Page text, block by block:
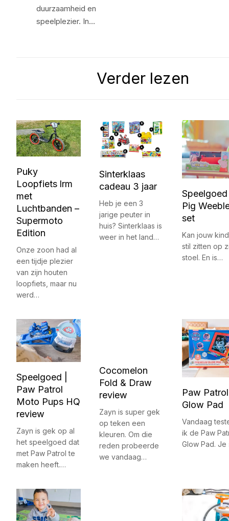
duurzaamheid en
speelplezier. In…
Verder lezen
Puky
Loopfiets lrm
met
Luchtbanden –
Supermoto
Edition
Onze zoon had al
een tijdje plezier
van zijn houten
loopfiets, maar nu
werd…
Sinterklaas
cadeau 3 jaar
Heb je een 3
jarige peuter in
huis? Sinterklaas is
weer in het land…
Pig
set
Kan jouw
stil zitten op
stoel. En is…
Speelgoed |
Paw Patrol
Moto Pups HQ
review
Zayn is gek op al
het speelgoed dat
met Paw Patrol te
maken heeft.…
Cocomelon
Fold & Draw
review
Zayn is super gek
op teken een
kleuren. Om die
reden probeerde
we vandaag…
Paw
Glow Pad
Vandaag
ik de Paw
Glow Pad.